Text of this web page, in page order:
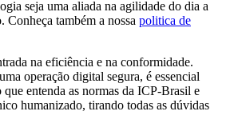
seja uma aliada na agilidade do dia a
Conheça também a nossa politica de
na eficiência e na conformidade.
operação digital segura, é essencial
entenda as normas da ICP-Brasil e
humanizado, tirando todas as dúvidas